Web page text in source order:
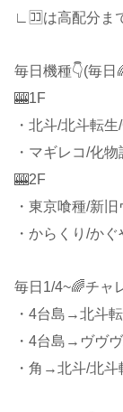
∟🈁は高配分ま
毎日機種👇(毎日
🎰1F
・北斗/北斗転
・マギレコ/化
🎰2F
・東京喰種/新
・からくり/か
毎日1/4~🌈チャ
・4台島→北斗
・4台島→ヴヴ
・角→北斗/北斗